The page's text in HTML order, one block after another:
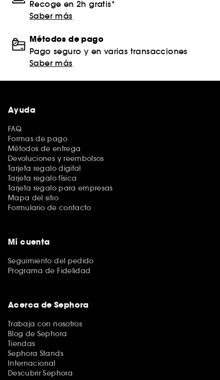
Recoge en 2h gratis*
Saber más
Métodos de pago
Pago seguro y en varias transacciones
Saber más
Ayuda
FAQ
Formas de pago
Métodos de entrega
Devoluciones y reembolsos
Tarjeta regalo digital
Tarjeta regalo física
Tarjeta regalo para empresas
Mapa del sitio
Formulario de contacto
Mi cuenta
Seguimiento del pedido
Programa de Fidelidad
Acerca de Sephora
Trabaja con nosotros
Blog de Sephora
Tiendas
Sephora Stands
Internacional
Descubrir Sephora